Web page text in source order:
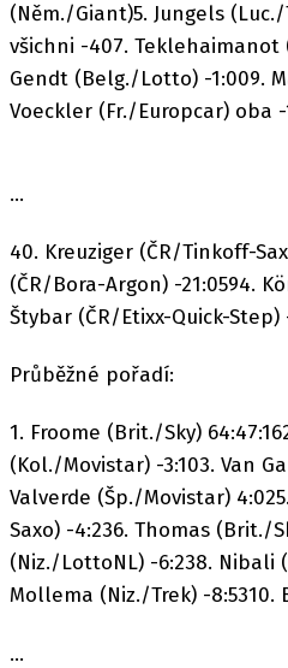
(Něm./Giant)5. Jungels
všichni -407. Teklehaimanot
Gendt (Belg./Lotto) -1:009.
Voeckler (Fr./Europcar) oba -
...
40. Kreuziger (ČR/Tinkoff-
(ČR/Bora-Argon) -21:0594.
Štybar (ČR/Etixx-Quick-Step)
Průběžné pořadí:
1. Froome (Brit./Sky)
(Kol./Movistar) -3:103. Van
Valverde (Šp./Movistar)
Saxo) -4:236. Thomas (Brit./
(Niz./LottoNL) -6:238. Nibali
Mollema (Niz./Trek) -8:5310.
...